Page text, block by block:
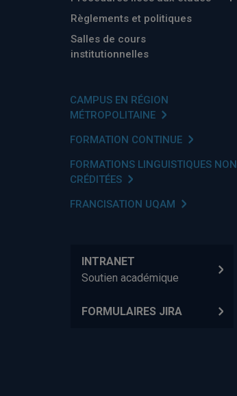
Règlements et politiques
Salles de cours
institutionnelles
CAMPUS EN RÉGION
MÉTROPOLITAINE
FORMATION CONTINUE
FORMATIONS LINGUISTIQUES NON
CRÉDITÉES
FRANCISATION UQAM
INTRANET
Soutien académique
FORMULAIRES JIRA